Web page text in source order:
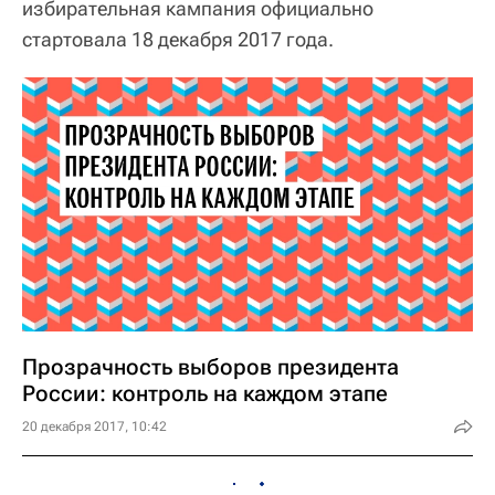
избирательная кампания официально
стартовала 18 декабря 2017 года.
Прозрачность выборов президента
России: контроль на каждом этапе
20 декабря 2017, 10:42